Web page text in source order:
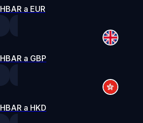
HBAR a EUR
HBAR a GBP
HBAR a HKD